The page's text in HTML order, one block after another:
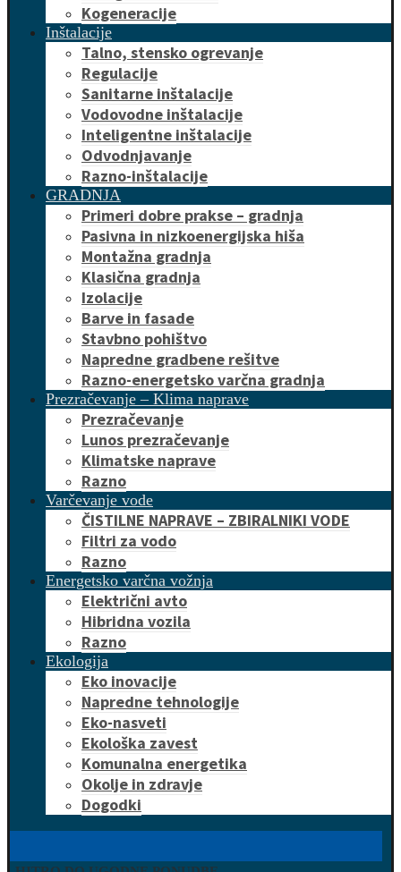
Kogeneracije
Inštalacije
Talno, stensko ogrevanje
Regulacije
Sanitarne inštalacije
Vodovodne inštalacije
Inteligentne inštalacije
Odvodnjavanje
Razno-inštalacije
GRADNJA
Primeri dobre prakse – gradnja
Pasivna in nizkoenergijska hiša
Montažna gradnja
Klasična gradnja
Izolacije
Barve in fasade
Stavbno pohištvo
Napredne gradbene rešitve
Razno-energetsko varčna gradnja
Prezračevanje – Klima naprave
Prezračevanje
Lunos prezračevanje
Klimatske naprave
Razno
Varčevanje vode
ČISTILNE NAPRAVE – ZBIRALNIKI VODE
Filtri za vodo
Razno
Energetsko varčna vožnja
Električni avto
Hibridna vozila
Razno
Ekologija
Eko inovacije
Napredne tehnologije
Eko-nasveti
Ekološka zavest
Komunalna energetika
Okolje in zdravje
Dogodki